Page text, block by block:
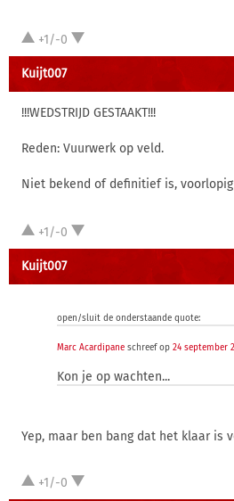
+1/-0
Kuijt007
!!!WEDSTRIJD GESTAAKT!!!
Reden: Vuurwerk op veld.
Niet bekend of definitief is,
+1/-0
Kuijt007
open/sluit de onderstaande quote:
Marc Acardipane schreef op 24 september
Kon je op wachten...
Yep, maar ben bang dat het klaar is
+1/-0